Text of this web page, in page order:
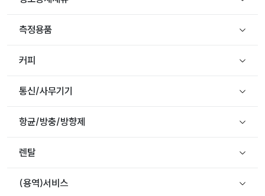
측정용품
커피
통신/사무기기
항균/방충/방향제
렌탈
(용역)서비스